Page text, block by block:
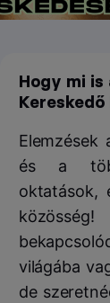
Hogy mi
Kereskedő
és a
oktatások,
közösség!
világába
de